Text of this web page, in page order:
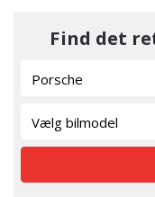
Find det